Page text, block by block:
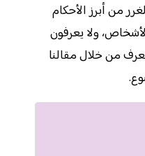
من أبرز الأحكام
ولا يعرفون
من خلال مقالنا